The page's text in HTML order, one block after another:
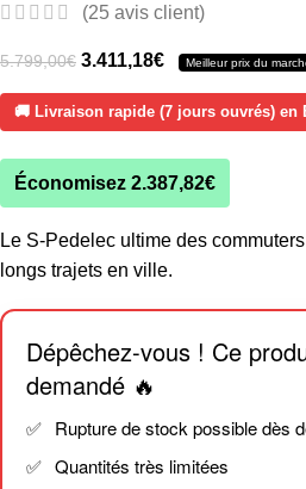
(25 avis client)
5.799,00€ 3.411,18€ Meilleur prix du
🚚 Livraison rapide (7 jours ouvrés) en
Économisez 2.387,82€
Le S-Pedelec ultime des
longs trajets en ville.
Dépêchez-vous ! Ce
demandé 🔥
Rupture de stock possible dès
Quantités très limitées